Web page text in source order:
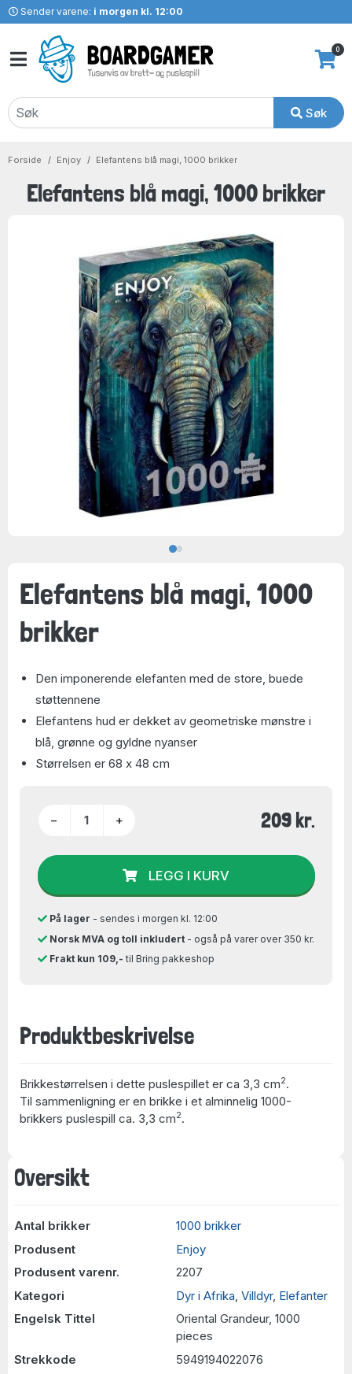
Sender varene: i morgen kl. 12:00
Søk
0
Forside Enjoy Elefantens blå magi, 1000 brikker
Elefantens blå magi, 1000 brikker
Oversikt
Antal brikker
1000 brikker
Produsent
Enjoy
Produsent varenr.
2207
Kategori
Dyr i Afrika Villdyr, Elefanter
Engelsk Tittel
Oriental Grandeur, 1000
pieces
Strekkode
5949194022076
Elefantens blå magi, 1000
brikker
Den imponerende elefanten med de store, buede
støttennene
Elefantens hud er dekket av geometriske mønstre i
blå, grønne og gyldne nyanser
Størrelsen er 68 x 48 cm
− + 209 kr.
LEGG I KURV
På lager - sendes i morgen kl. 12:00
Norsk MVA og toll inkludert- også på varer over 350 kr.
Frakt kun 109,- til Bring pakkeshop
Produktbeskrivelse
Brikkestørrelsen i dette puslespillet er ca 3,3 cm2.
Til sammenligning er en brikke i et alminnelig 1000-
brikkers puslespill ca. 3,3 cm2.